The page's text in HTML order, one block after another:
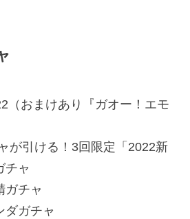
（おまけあり『ガオー！エモ
が引ける！3回限定「2022新
チャ
ガチャ
ガチャ